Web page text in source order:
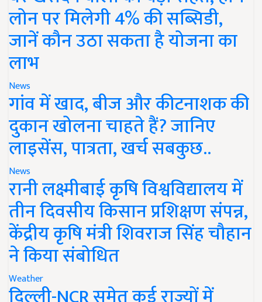
लोन पर मिलेगी 4% की सब्सिडी,
जानें कौन उठा सकता है योजना का
लाभ
News
गांव में खाद, बीज और कीटनाशक की
दुकान खोलना चाहते हैं? जानिए
लाइसेंस, पात्रता, खर्च सबकुछ..
News
रानी लक्ष्मीबाई कृषि विश्वविद्यालय में
तीन दिवसीय किसान प्रशिक्षण संपन्न,
केंद्रीय कृषि मंत्री शिवराज सिंह चौहान
ने किया संबोधित
Weather